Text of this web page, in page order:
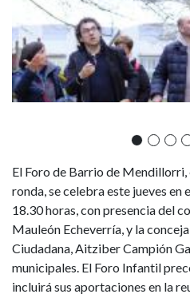
El Foro de Barrio de
ronda, se celebra este jueves en
18.30 horas, con presencia del
Mauleón Echeverría, y la
Ciudadana, Aitziber Campión
municipales. El Foro Infantil
incluirá sus aportaciones en la